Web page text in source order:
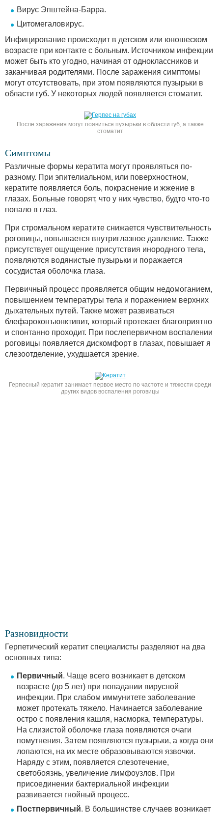
Вирус Эпштейна-Барра.
Цитомегаловирус.
Инфицирование происходит в детском или юношеском
возрасте при контакте с больным. Источником инфекции
может быть кто угодно, начиная от одноклассников и
заканчивая родителями. После заражения симптомы
могут отсутствовать, при этом появляются пузырьки в
области губ. У некоторых людей появляется стоматит.
После заражения могут появиться пузырьки в области губ, а также
стоматит
Симптомы
Различные формы кератита могут проявляться по-
разному. При эпителиальном, или поверхностном,
кератите появляется боль, покраснение и жжение в
глазах. Больные говорят, что у них чувство, будто что-то
попало в глаз.
При стромальном кератите снижается чувствительность
роговицы, повышается внутриглазное давление. Также
присутствует ощущение присутствия инородного тела,
появляются водянистые пузырьки и поражается
сосудистая оболочка глаза.
Первичный процесс проявляется общим недомоганием,
повышением температуры тела и поражением верхних
дыхательных путей. Также может развиваться
блефароконъюнктивит, который протекает благоприятно
и спонтанно проходит. При послепервичном воспалении
роговицы появляется дискомфорт в глазах, повышает я
слезоотделение, ухудшается зрение.
Герпесный кератит занимает первое место по частоте и тяжести среди
других видов воспаления роговицы
Разновидности
Герпетический кератит специалисты разделяют на два
основных типа:
Первичный. Чаще всего возникает в детском
возрасте (до 5 лет) при попадании вирусной
инфекции. При слабом иммунитете заболевание
может протекать тяжело. Начинается заболевание
остро с появления кашля, насморка, температуры.
На слизистой оболочке глаза появляются очаги
помутнения. Затем появляются пузырьки, а когда они
лопаются, на их месте образовываются язвочки.
Наряду с этим, появляется слезотечение,
светобоязнь, увеличение лимфоузлов. При
присоединении бактериальной инфекции
развивается гнойный процесс.
Постпервичный. В большинстве случаев возникает